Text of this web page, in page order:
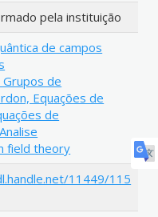
pela instituição
de campos
de
Equações de
de
field theory
11449/115